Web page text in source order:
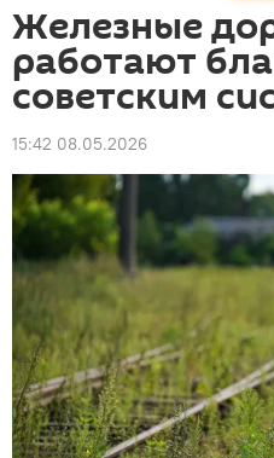
Железные
работают
советским
15:42 08.05.2026